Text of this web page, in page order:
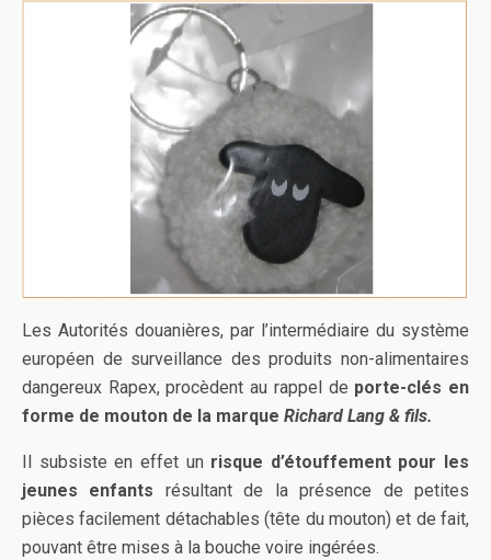
Les Autorités douanières, par l’intermédiaire du système
européen de surveillance des produits non-alimentaires
dangereux Rapex, procèdent au rappel de porte-clés en
forme de mouton de la marque Richard Lang & fils.
Il subsiste en effet un risque d’étouffement pour les
jeunes enfants résultant de la présence de petites
pièces facilement détachables (tête du mouton) et de fait,
pouvant être mises à la bouche voire ingérées.